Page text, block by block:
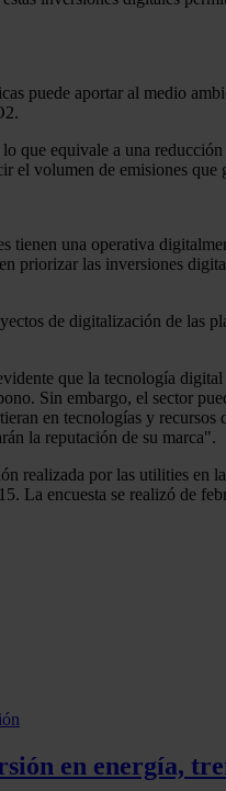
puede aportar al medio
que equivale a una
el volumen de emisiones
tienen una operativa
priorizar las inversiones
de digitalización de las
que la tecnología
Sin embargo, el sector
en tecnologías y
la reputación de su marca".
por las utilities en
La encuesta se realizó de
en energía,